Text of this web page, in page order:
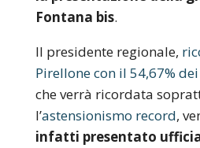
Fontana bis.
Il presidente regionale,
Pirellone con il 54,67%
che verrà ricordata
l’astensionismo record,
infatti presentato